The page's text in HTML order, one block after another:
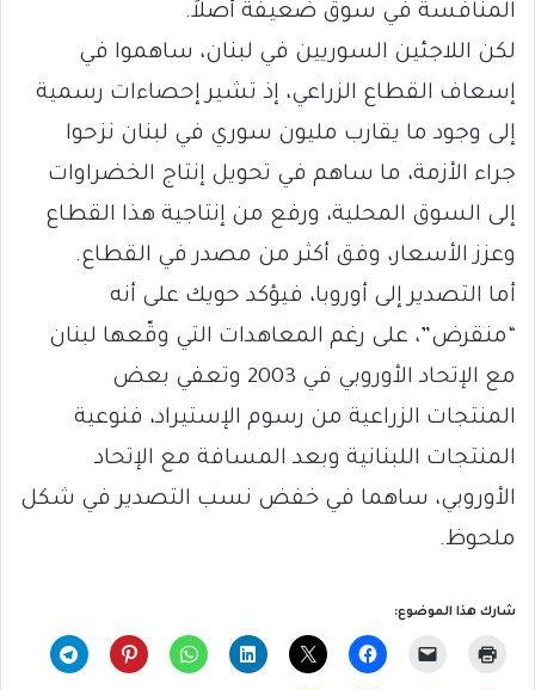
المنافسة في سوق ضعيفة أصلاً.
لكن اللاجئين السوريين في لبنان، ساهموا في
إسعاف القطاع الزراعي، إذ تشير إحصاءات رسمية
إلى وجود ما يقارب مليون سوري في لبنان نزحوا
جراء الأزمة، ما ساهم في تحويل إنتاج الخضراوات
إلى السوق المحلية، ورفع من إنتاجية هذا القطاع
وعزز الأسعار، وفق أكثر من مصدر في القطاع.
أما التصدير إلى أوروبا، فيؤكد حويك على أنه
“منقرض”، على رغم المعاهدات التي وقّعها لبنان
مع الإتحاد الأوروبي في 2003 وتعفي بعض
المنتجات الزراعية من رسوم الإستيراد، فنوعية
المنتجات اللبنانية وبعد المسافة مع الإتحاد
الأوروبي، ساهما في خفض نسب التصدير في شكل
ملحوظ.
شارك هذا الموضوع: